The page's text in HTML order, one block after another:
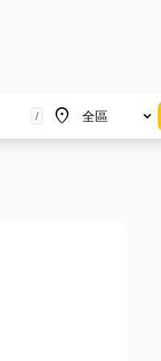
/ place
地區